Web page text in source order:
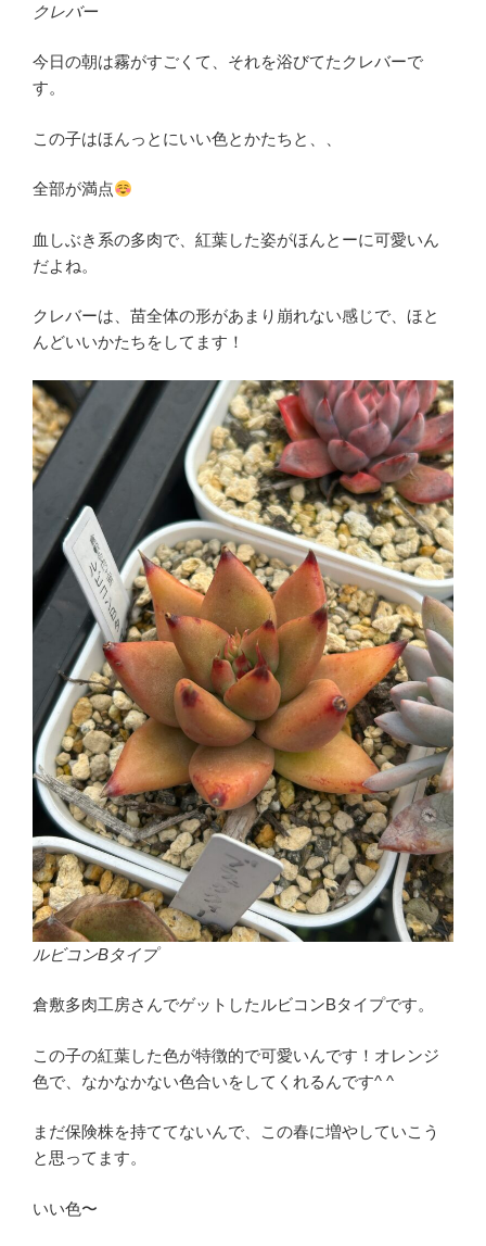
クレバー
今日の朝は霧がすごくて、それを浴びてたクレバーで
す。
この子はほんっとにいい色とかたちと、、
全部が満点
血しぶき系の多肉で、紅葉した姿がほんとーに可愛いん
だよね。
クレバーは、苗全体の形があまり崩れない感じで、ほと
んどいいかたちをしてます！
ルビコンBタイプ
倉敷多肉工房さんでゲットしたルビコンBタイプです。
この子の紅葉した色が特徴的で可愛いんです！オレンジ
色で、なかなかない色合いをしてくれるんです^ ^
まだ保険株を持ててないんで、この春に増やしていこう
と思ってます。
いい色〜